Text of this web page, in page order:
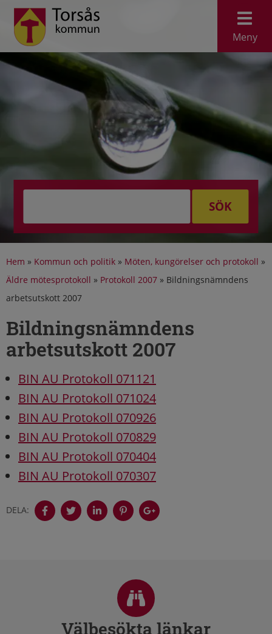
Meny
SÖK
Hem » Kommun och politik » Möten, kungörelser och protokoll »
Äldre mötesprotokoll » Protokoll 2007 » Bildningsnämndens
arbetsutskott 2007
Bildningsnämndens
arbetsutskott 2007
BIN AU Protokoll 071121
BIN AU Protokoll 071024
BIN AU Protokoll 070926
BIN AU Protokoll 070829
BIN AU Protokoll 070404
BIN AU Protokoll 070307
DELA:
Välbesökta länkar